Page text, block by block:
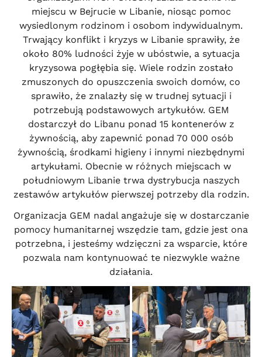
miejscu w Bejrucie w Libanie, niosąc pomoc
wysiedlonym rodzinom i osobom indywidualnym.
Trwający konflikt i kryzys w Libanie sprawiły, że
około 80% ludności żyje w ubóstwie, a sytuacja
kryzysowa pogłębia się. Wiele rodzin zostało
zmuszonych do opuszczenia swoich domów, co
sprawiło, że znalazły się w trudnej sytuacji i
potrzebują podstawowych artykułów. GEM
dostarczył do Libanu ponad 15 kontenerów z
żywnością, aby zapewnić ponad 70 000 osób
żywnością, środkami higieny i innymi niezbędnymi
artykułami. Obecnie w różnych miejscach w
południowym Libanie trwa dystrybucja naszych
zestawów artykułów pierwszej potrzeby dla rodzin.
Organizacja GEM nadal angażuje się w dostarczanie
pomocy humanitarnej wszędzie tam, gdzie jest ona
potrzebna, i jesteśmy wdzięczni za wsparcie, które
pozwala nam kontynuować te niezwykle ważne
działania.